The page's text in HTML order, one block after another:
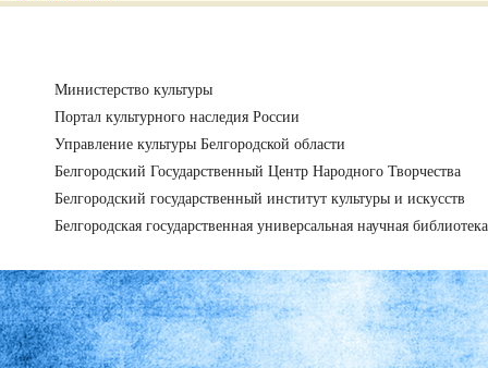
Министерство культуры
Портал культурного наследия России
Управление культуры Белгородской области
Белгородский Государственный Центр Народного Творчества
Белгородский государственный институт культуры и искусств
Белгородская государственная универсальная научная библиотека